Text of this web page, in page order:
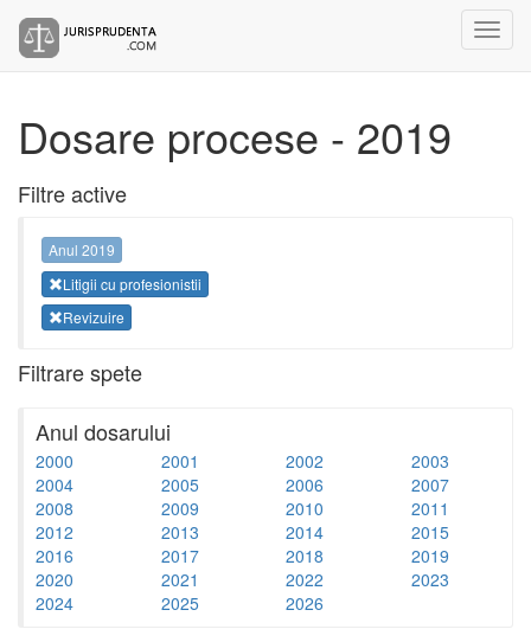
Dosare procese - 2019
Filtre active
Anul 2019
Litigii cu profesionistii
Revizuire
Filtrare spete
Anul dosarului
2000 2001 2002
2003
2004
2005 2006
2007
2008
2009 2010
2011
2012
2013 2014
2015
2016
2017 2018
2019
2020
2021 2022
2023
2024
2025 2026